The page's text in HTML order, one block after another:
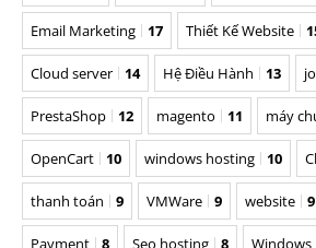
Email Marketing 17 Thiết Kế Website
Cloud server 14 Hệ Điều Hành 13
PrestaShop 12 magento 11 máy
OpenCart 10 windows hosting 10
thanh toán 9 VMWare 9 website 9
Payment 8 Seo hosting 8 Windows